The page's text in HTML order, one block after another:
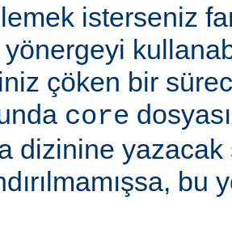
isterseniz
çöken bir
core
dizinine